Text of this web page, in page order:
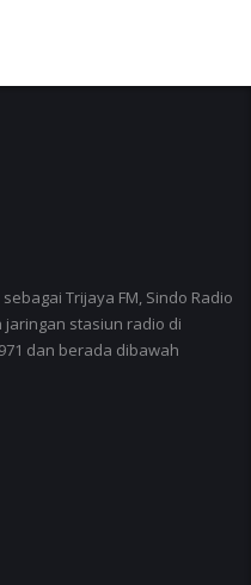
Trijaya FM, Sindo Radio
jaringan stasiun radio di
dan berada dibawah